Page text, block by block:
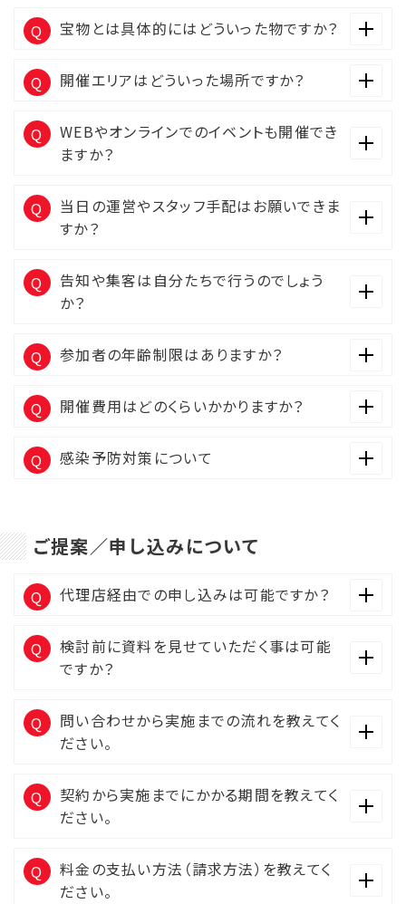
宝物とは具体的にはどういった物ですか？
開催エリアはどういった場所ですか？
WEBやオンラインでのイベントも開催でき
ますか？
当日の運営やスタッフ手配はお願いできま
すか？
告知や集客は自分たちで行うのでしょう
か？
参加者の年齢制限はありますか？
開催費用はどのくらいかかりますか？
感染予防対策について
ご提案／申し込みについて
代理店経由での申し込みは可能ですか？
検討前に資料を見せていただく事は可能
ですか？
問い合わせから実施までの流れを教えてく
ださい。
契約から実施までにかかる期間を教えてく
ださい。
料金の支払い方法（請求方法）を教えてく
ださい。